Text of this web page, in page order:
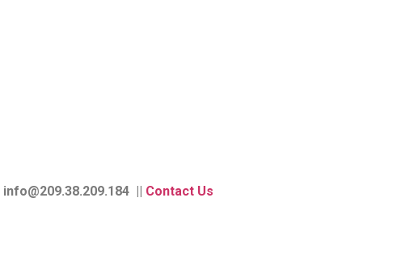
info@209.38.209.184 || Contact Us